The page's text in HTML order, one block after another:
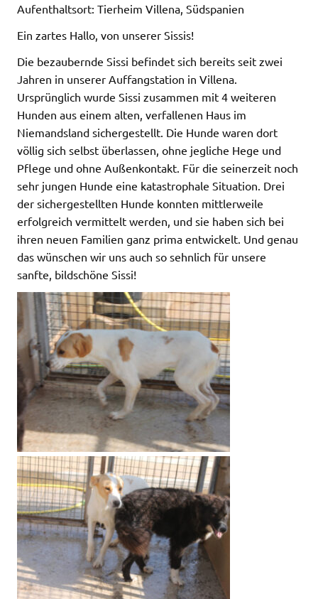
Aufenthaltsort: Tierheim Villena, Südspanien
Ein zartes Hallo, von unserer Sissis!
Die bezaubernde Sissi befindet sich bereits seit zwei
Jahren in unserer Auffangstation in Villena.
Ursprünglich wurde Sissi zusammen mit 4 weiteren
Hunden aus einem alten, verfallenen Haus im
Niemandsland sichergestellt. Die Hunde waren dort
völlig sich selbst überlassen, ohne jegliche Hege und
Pflege und ohne Außenkontakt. Für die seinerzeit noch
sehr jungen Hunde eine katastrophale Situation. Drei
der sichergestellten Hunde konnten mittlerweile
erfolgreich vermittelt werden, und sie haben sich bei
ihren neuen Familien ganz prima entwickelt. Und genau
das wünschen wir uns auch so sehnlich für unsere
sanfte, bildschöne Sissi!